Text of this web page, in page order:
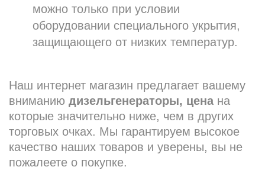
можно только при условии
оборудовании специального укрытия,
защищающего от низких температур.
Наш интернет магазин предлагает вашему
вниманию дизельгенераторы, ценана
которые значительно ниже, чем в других
торговых очках. Мы гарантируем высокое
качество наших товаров и уверены, вы не
пожалеете о покупке.